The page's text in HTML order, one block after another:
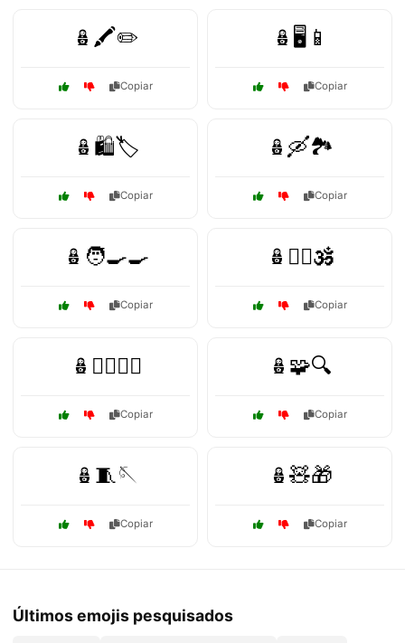
🪆🖍️✏️
Copiar
🪆🖥️📱
Copiar
🪆🛍️🏷️
Copiar
🪆🛶🏞️
Copiar
🪆🧑‍🍳🍳
Copiar
🪆🧘‍♀️🕉️
Copiar
🪆🧙‍♂️🧚‍♀️
Copiar
🪆🧩🔍
Copiar
🪆🧵🪡
Copiar
🪆🧸🎁
Copiar
Últimos emojis pesquisados